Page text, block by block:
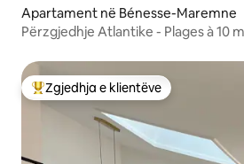
Apartament në Bénesse-Maremne
Përzgjedhje Atlantike - Plages à 10
Më të mirat e zgjedhjeve të klientëve
Zgjedhja e klientëve